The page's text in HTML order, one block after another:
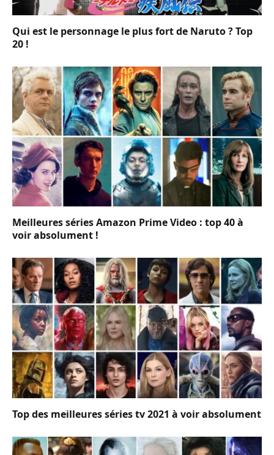
Qui est le personnage le plus fort de Naruto ? Top
20 !
Meilleures séries Amazon Prime Video : top 40 à
voir absolument !
Top des meilleures séries tv 2021 à voir absolument